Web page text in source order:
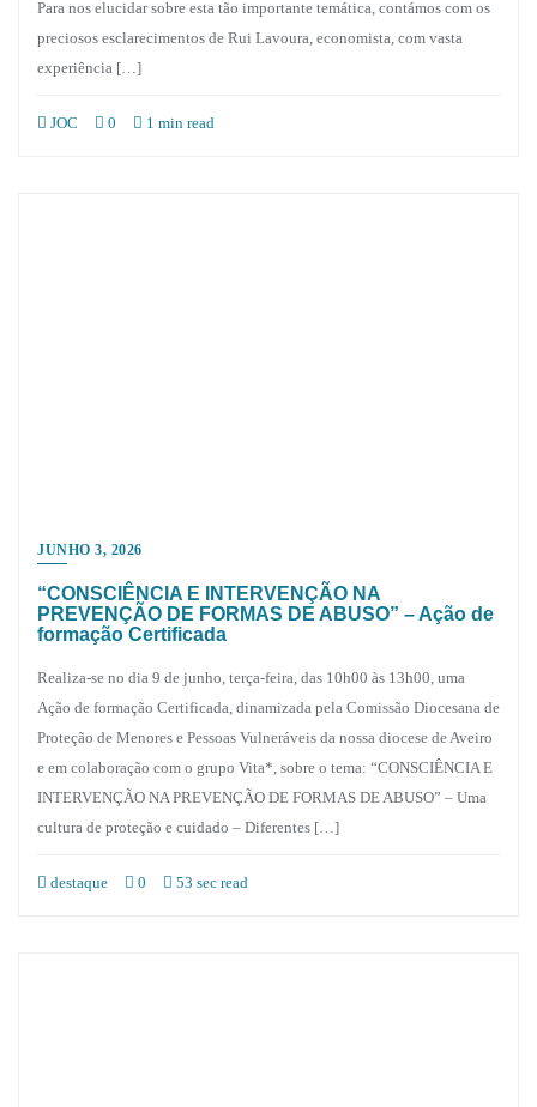
Para nos elucidar sobre esta tão importante temática, contámos com os
preciosos esclarecimentos de Rui Lavoura, economista, com vasta
experiência […]
JOC 0 1 min read
JUNHO 3, 2026
“CONSCIÊNCIA E INTERVENÇÃO NA
PREVENÇÃO DE FORMAS DE ABUSO” – Ação de
formação Certificada
Realiza-se no dia 9 de junho, terça-feira, das 10h00 às 13h00, uma
Ação de formação Certificada, dinamizada pela Comissão Diocesana de
Proteção de Menores e Pessoas Vulneráveis da nossa diocese de Aveiro
e em colaboração com o grupo Vita*, sobre o tema: “CONSCIÊNCIA E
INTERVENÇÃO NA PREVENÇÃO DE FORMAS DE ABUSO” – Uma
cultura de proteção e cuidado – Diferentes […]
destaque 0 53 sec read